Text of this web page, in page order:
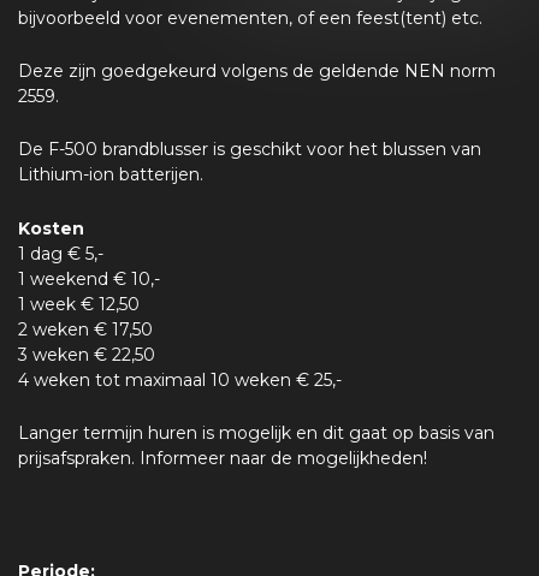
bijvoorbeeld voor evenementen, of een feest(tent) etc.
Deze zijn goedgekeurd volgens de geldende NEN norm
2559.
De F-500 brandblusser is geschikt voor het blussen van
Lithium-ion batterijen.
Kosten
1 dag € 5,-
1 weekend € 10,-
1 week € 12,50
2 weken € 17,50
3 weken € 22,50
4 weken tot maximaal 10 weken € 25,-
Langer termijn huren is mogelijk en dit gaat op basis van
prijsafspraken. Informeer naar de mogelijkheden!
Periode: